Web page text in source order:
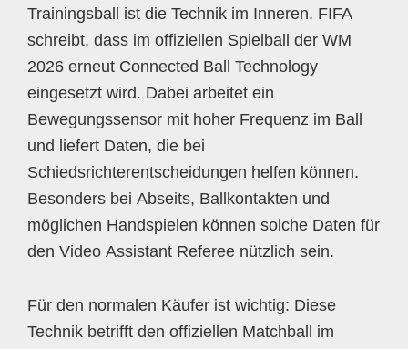
Trainingsball ist die Technik im Inneren. FIFA
schreibt, dass im offiziellen Spielball der WM
2026 erneut Connected Ball Technology
eingesetzt wird. Dabei arbeitet ein
Bewegungssensor mit hoher Frequenz im Ball
und liefert Daten, die bei
Schiedsrichterentscheidungen helfen können.
Besonders bei Abseits, Ballkontakten und
möglichen Handspielen können solche Daten für
den Video Assistant Referee nützlich sein.
Für den normalen Käufer ist wichtig: Diese
Technik betrifft den offiziellen Matchball im